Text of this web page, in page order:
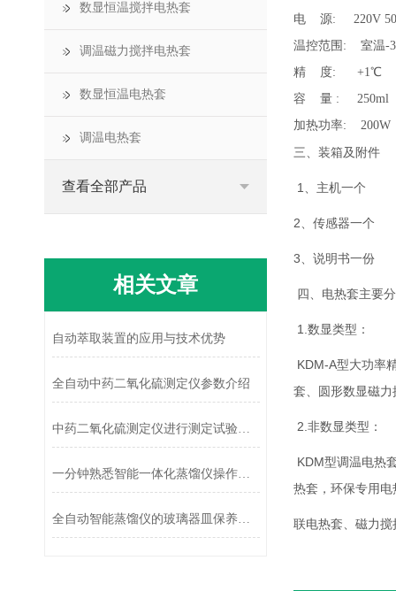
电    源:     220V
温控范围:    室温-
精    度:      +1℃
容    量 :     250ml
加热功率:    200W
三、装箱及附件
1、主机一个
2、传感器一个
3、说明书一份
四、电热套主要
1.数显类型：
KDM-A型大功率
套、圆形数显磁
2.非数显类型：
KDM型调温电热
热套，环保专用
联电热套、磁力
数显恒温搅拌电热套
调温磁力搅拌电热套
数显恒温电热套
调温电热套
查看全部产品
相关文章
自动萃取装置的应用与技术优势
全自动中药二氧化硫测定仪参数介绍
中药二氧化硫测定仪进行测定试验的具体步骤
一分钟熟悉智能一体化蒸馏仪操作方法
全自动智能蒸馏仪的玻璃器皿保养清洗